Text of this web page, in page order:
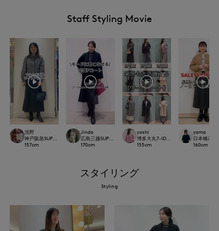
Staff Styling Movie
浅野
神戸阪急SUPERIORCLOSET
157cm
Jinda
広島三越SUPERIORCLOSET
170cm
yoshi
博多大丸7-IDconcept.
155cm
yama
日本橋高島
160cm
スタイリング
Styling